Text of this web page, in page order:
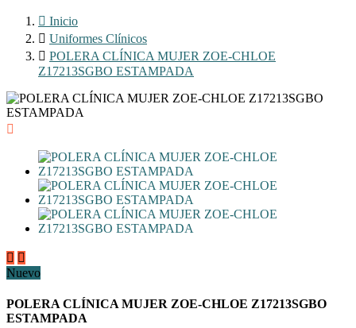
 Inicio
 Uniformes Clínicos
 POLERA CLÍNICA MUJER ZOE-CHLOE
Z17213SGBO ESTAMPADA

 
Nuevo
POLERA CLÍNICA MUJER ZOE-CHLOE Z17213SGBO
ESTAMPADA